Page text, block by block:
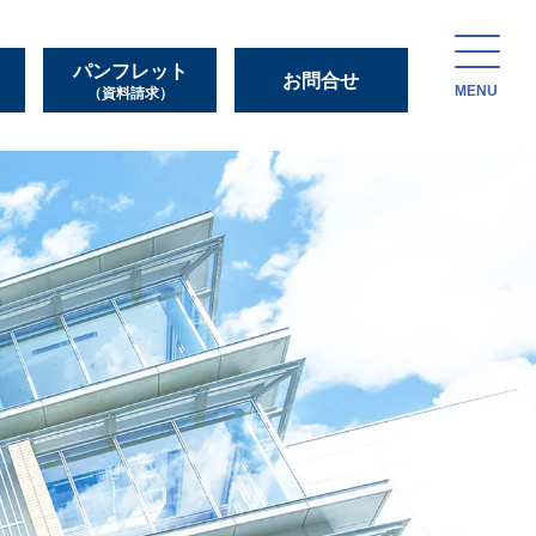
パンフレット
（資料請求）
お問合せ
MENU